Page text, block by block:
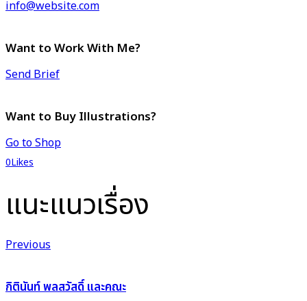
info@website.com
Want to Work With Me?
Send Brief
Want to Buy Illustrations?
Go to Shop
0Likes
แนะแนวเรื่อง
Previous
กิตินันท์ พลสวัสดิ์ และคณะ